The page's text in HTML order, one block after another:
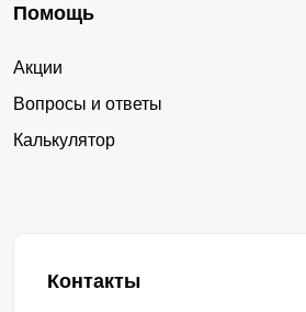
Помощь
Акции
Вопросы и ответы
Калькулятор
Контакты